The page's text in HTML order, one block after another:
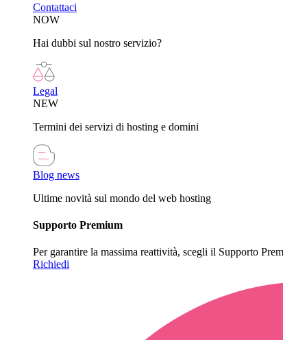
Contattaci
NOW
Hai dubbi sul nostro servizio?
Legal
NEW
Termini dei servizi di hosting e domini
Blog news
Ultime novità sul mondo del web hosting
Supporto Premium
Per garantire la massima reattività, scegli il Supporto
Richiedi